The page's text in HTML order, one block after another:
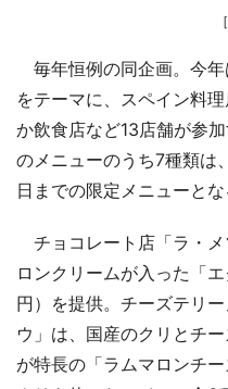
毎年恒例の同企画。今年
をテーマに、スペイン料
か飲食店など13店舗が参
のメニューのうち7種類は
日までの限定メニューとな
チョコレート店「ラ・
ロンクリームが入った「
円）を提供。チーズテリ
ウ」は、国産のクリとチ
が特長の「ラムマロンチ